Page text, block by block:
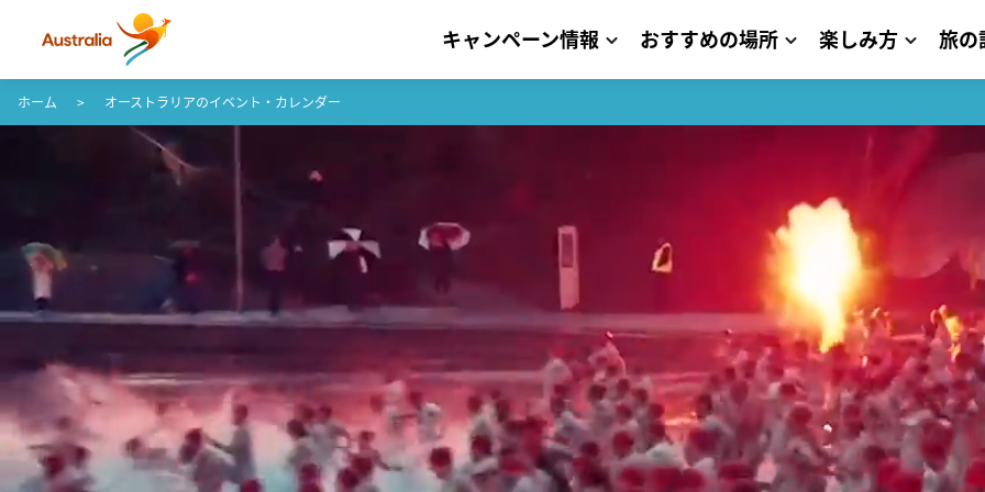
コンテンツへスキップ
フッターナビゲーションへスキップ
キャンペーン情報 おすすめの場所 楽しみ方 旅の
ホーム オーストラリアのイベント・カレンダー